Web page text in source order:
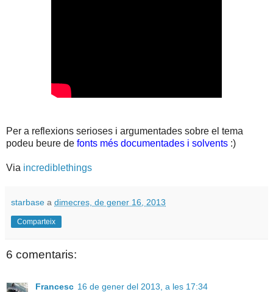
Per a reflexions serioses i argumentades sobre el tema
podeu beure de fonts més documentades i solvents :)
Via incrediblethings
starbase a dimecres, de gener 16, 2013
Comparteix
6 comentaris:
Francesc 16 de gener del 2013, a les 17:34